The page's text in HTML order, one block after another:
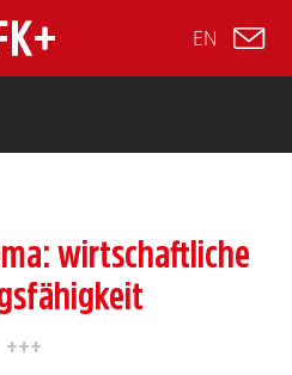
navigation
EN
wirtschaftliche